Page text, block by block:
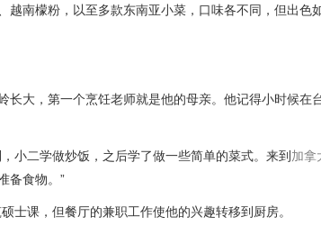
南檬粉，以至多款东南亚小菜，口味各不同，但出色
长大，第一个烹饪老师就是他的母亲。他记得小时候在
小二学做炒饭，之后学了做一些简单的菜式。来到加拿
备食物。”
士课，但餐厅的兼职工作使他的兴趣转移到厨房。